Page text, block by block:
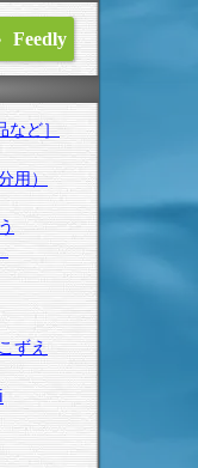
Feedly
など］
用）
ずえ